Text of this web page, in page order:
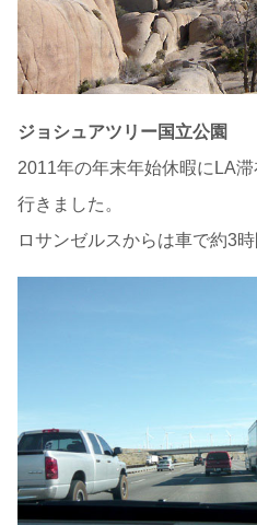
ジョシュアツリー国立公園
2011年の年末年始休暇にLA
行きました。
ロサンゼルスからは車で約3時